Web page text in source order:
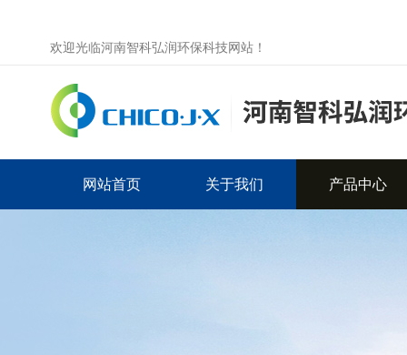
欢迎光临河南智科弘润环保科技网站！
网站首页 关于我们 产品中心